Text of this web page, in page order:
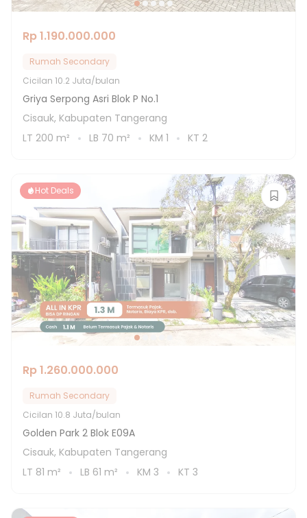
Rp 1.190.000.000
Rumah Secondary
Cicilan 10.2 Juta/bulan
Griya Serpong Asri Blok P No.1
Cisauk, Kabupaten Tangerang
LT 200 m² LB 70 m² KM 1 KT 2
Hot Deals
Rp 1.260.000.000
Rumah Secondary
Cicilan 10.8 Juta/bulan
Golden Park 2 Blok E09A
Cisauk, Kabupaten Tangerang
LT 81 m² LB 61 m² KM 3 KT 3